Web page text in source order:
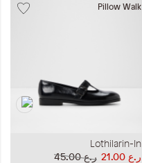
Pillow Walk
Lothilarin-In
ر.ع 45.00
ر.ع 21.00